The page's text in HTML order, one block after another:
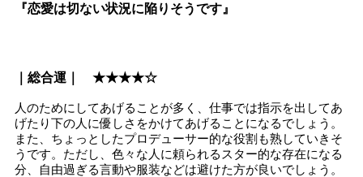
『恋愛は切ない状況に陥りそうです』
｜総合運｜ ★★★★☆
人のためにしてあげることが多く、仕事では指示を出してあ
げたり下の人に優しさをかけてあげることになるでしょう。
また、ちょっとしたプロデューサー的な役割も熟していきそ
うです。ただし、色々な人に頼られるスター的な存在になる
分、自由過ぎる言動や服装などは避けた方が良いでしょう。